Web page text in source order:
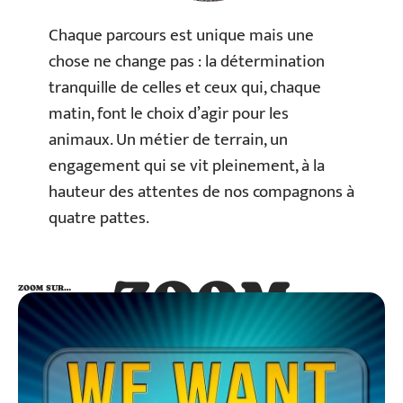
Chaque parcours est unique mais une
chose ne change pas : la détermination
tranquille de celles et ceux qui, chaque
matin, font le choix d’agir pour les
animaux. Un métier de terrain, un
engagement qui se vit pleinement, à la
hauteur des attentes de nos compagnons à
quatre pattes.
ZOOM
SUR…
ZOOM SUR…